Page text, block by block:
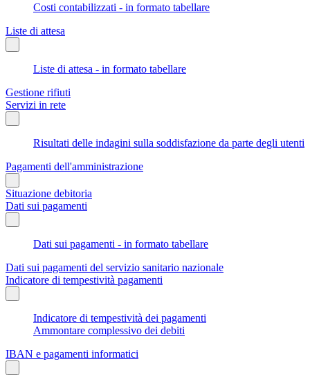
Costi contabilizzati - in formato tabellare
Liste di attesa
Liste di attesa - in formato tabellare
Gestione rifiuti
Servizi in rete
Risultati delle indagini sulla soddisfazione da parte degli utenti
Pagamenti dell'amministrazione
Situazione debitoria
Dati sui pagamenti
Dati sui pagamenti - in formato tabellare
Dati sui pagamenti del servizio sanitario nazionale
Indicatore di tempestività pagamenti
Indicatore di tempestività dei pagamenti
Ammontare complessivo dei debiti
IBAN e pagamenti informatici